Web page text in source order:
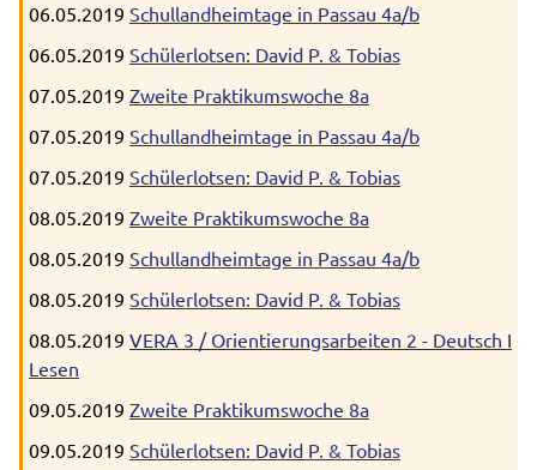
06.05.2019 Schullandheimtage in Passau 4a/b
06.05.2019 Schülerlotsen: David P. & Tobias
07.05.2019 Zweite Praktikumswoche 8a
07.05.2019 Schullandheimtage in Passau 4a/b
07.05.2019 Schülerlotsen: David P. & Tobias
08.05.2019 Zweite Praktikumswoche 8a
08.05.2019 Schullandheimtage in Passau 4a/b
08.05.2019 Schülerlotsen: David P. & Tobias
08.05.2019 VERA 3 / Orientierungsarbeiten 2 - Deutsch I
Lesen
09.05.2019 Zweite Praktikumswoche 8a
09.05.2019 Schülerlotsen: David P. & Tobias